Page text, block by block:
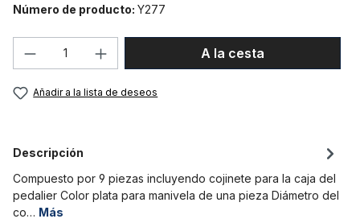
Número de producto: Y277
Cantidad del producto: introduce la
A la cesta
Añadir a la lista de deseos
Descripción
Compuesto por 9 piezas incluyendo cojinete para la caja del
pedalier Color plata para manivela de una pieza Diámetro del
co… Más